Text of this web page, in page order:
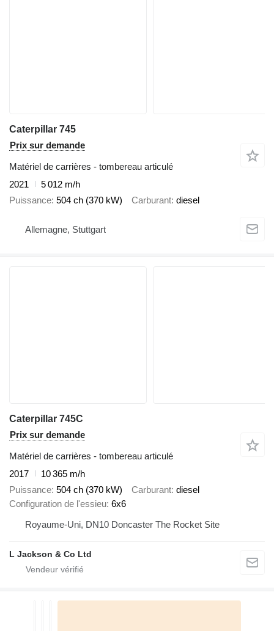
Caterpillar 745
Prix sur demande
Matériel de carrières - tombereau articulé
2021
5 012 m/h
Puissance 504 ch (370 kW) Carburant diesel
Allemagne, Stuttgart
Caterpillar 745C
Prix sur demande
Matériel de carrières - tombereau articulé
2017
10 365 m/h
Puissance 504 ch (370 kW) Carburant diesel
Configuration de l'essieu 6x6
Royaume-Uni, DN10 Doncaster The Rocket Site
L Jackson & Co Ltd